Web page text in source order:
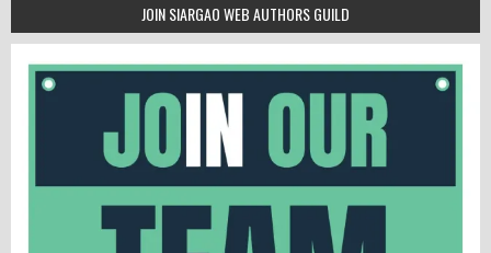
JOIN SIARGAO WEB AUTHORS GUILD